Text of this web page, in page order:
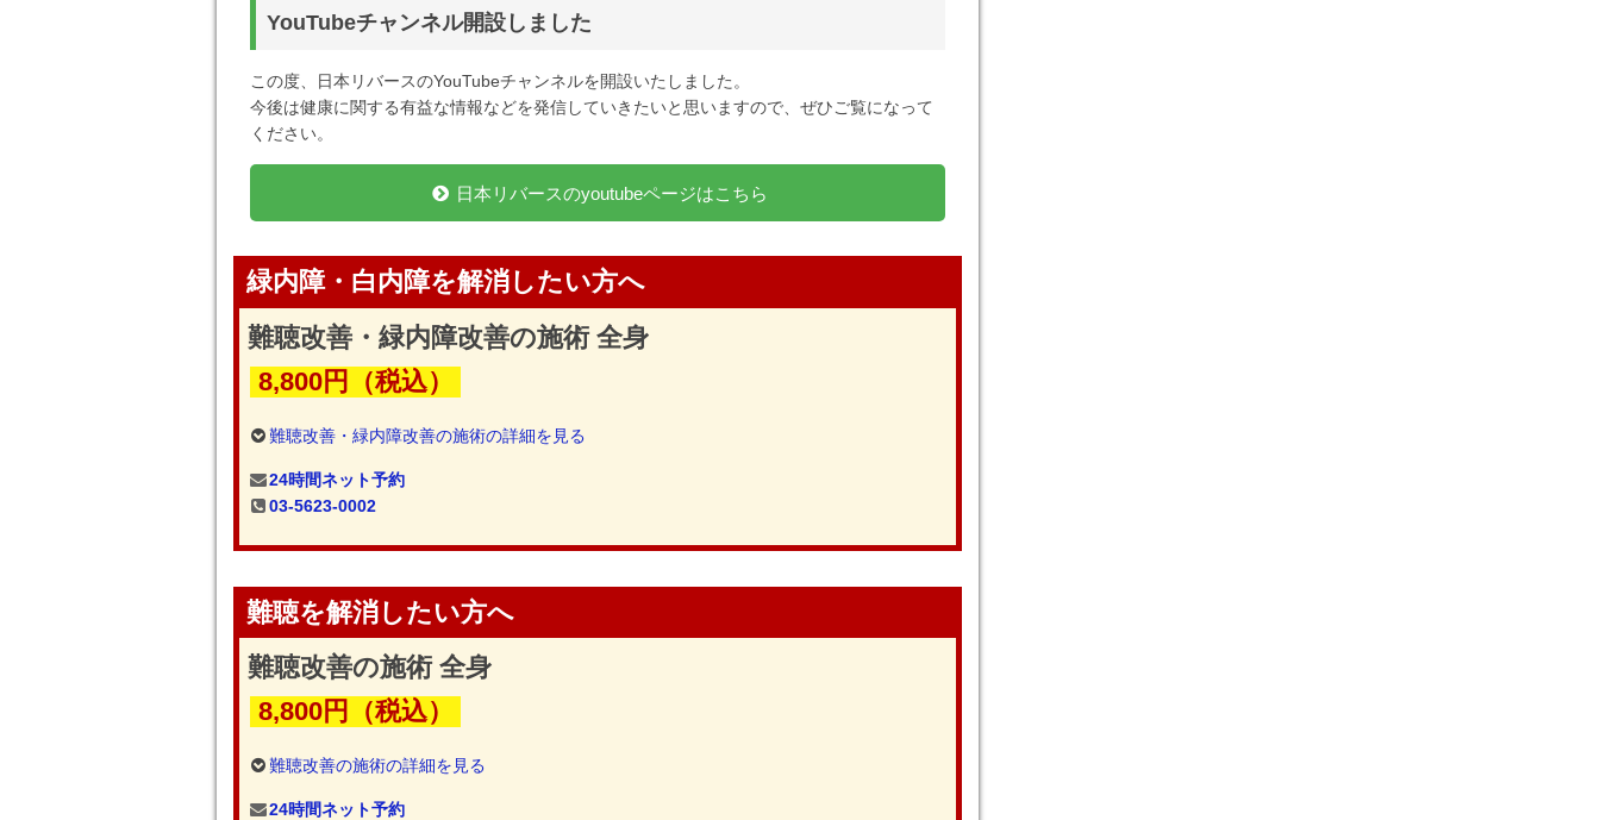
YouTubeチャンネル開設しました
この度、日本リバースのYouTubeチャンネルを開設いたしました。
今後は健康に関する有益な情報などを発信していきたいと思いますので、ぜひご覧になって
ください。
日本リバースのyoutubeページはこちら
緑内障・白内障を解消したい方へ
難聴改善・緑内障改善の施術 全身
8,800円（税込）
難聴改善・緑内障改善の施術の詳細を見る
24時間ネット予約
03-5623-0002
難聴を解消したい方へ
難聴改善の施術 全身
8,800円（税込）
難聴改善の施術の詳細を見る
24時間ネット予約